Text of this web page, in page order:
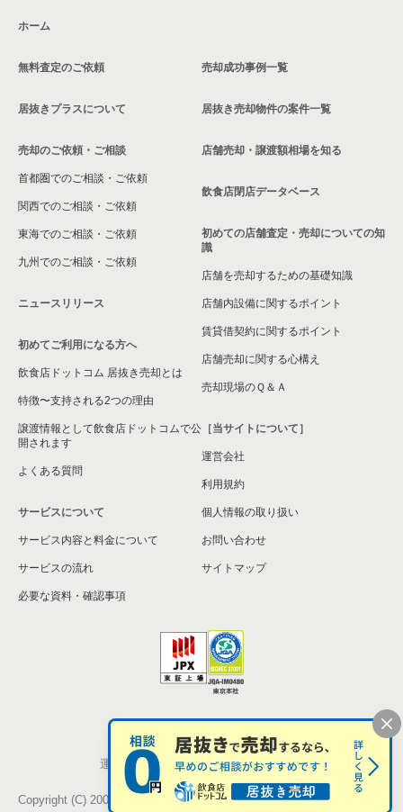
東京都下のお弁当・惣菜・デリの居抜き売却物件の案件一覧
東京都下のカラオケ・パブ・スナックの居抜き売却物件の案件
覧
東京都下の和食の居抜き売却物件の案件一覧
東京都下の洋食の居抜き売却物件の案件一覧
東京都下のその他の居抜き売却物件の案件一覧
ホーム
無料査定のご依頼
居抜きプラスについて
売却のご依頼・ご相談
首都圏でのご相談・ご依頼
関西でのご相談・ご依頼
東海でのご相談・ご依頼
九州でのご相談・ご依頼
ニュースリリース
初めてご利用になる方へ
飲食店ドットコム 居抜き売却とは
特徴〜支持される2つの理由
譲渡情報として飲食店ドットコムで公
開されます
よくある質問
サービスについて
サービス内容と料金について
サービスの流れ
必要な資料・確認事項
売却成功事例一覧
居抜き売却物件の案件一覧
店舗売却・譲渡額相場を知る
飲食店閉店データベース
初めての店舗査定・売却についての知
識
店舗を売却するための基礎知識
店舗内設備に関するポイント
賃貸借契約に関するポイント
店舗売却に関する心構え
売却現場のＱ＆Ａ
［当サイトについて］
運営会社
利用規約
個人情報の取り扱い
お問い合わせ
サイトマップ
個人情報の取扱い
運営会社 株式会社シンクロ・フード
Copyright (C) 2005-2026 Synchro Food Co., Ltd.